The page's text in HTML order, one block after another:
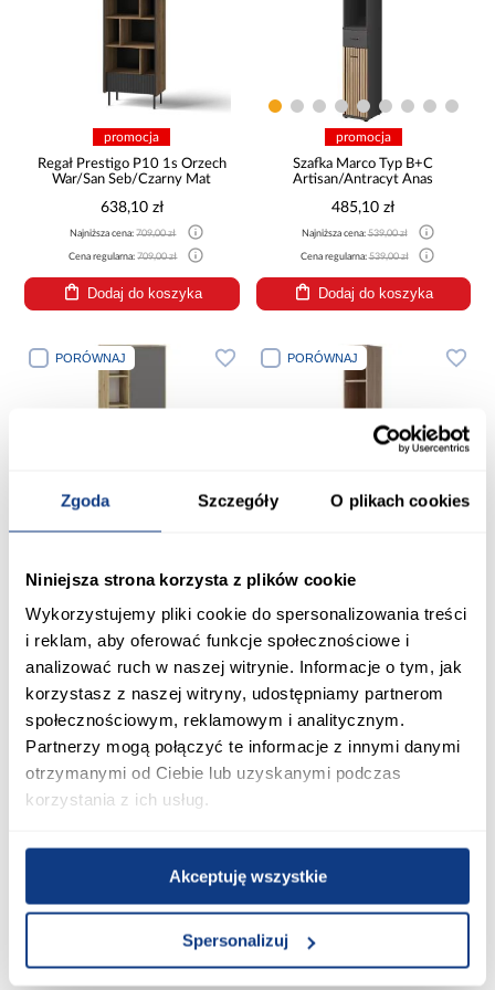
Zgoda Szczegóły O plikach cookies
Niniejsza strona korzysta z plików cookie
Wykorzystujemy pliki cookie do spersonalizowania treści
i reklam, aby oferować funkcje społecznościowe i
analizować ruch w naszej witrynie. Informacje o tym, jak
korzystasz z naszej witryny, udostępniamy partnerom
społecznościowym, reklamowym i analitycznym.
Partnerzy mogą połączyć te informacje z innymi danymi
otrzymanymi od Ciebie lub uzyskanymi podczas
korzystania z ich usług.
Akceptuję wszystkie
Spersonalizuj
promocja
Regał Prestigo P10 1s Orzech
War/San Seb/Czarny Mat
638,10 zł
Najniższa cena:709,00 zł
Cena regularna:709,00 zł
Dodaj do koszyka
promocja
Szafka Marco Typ B+C
Artisan/Antracyt Anas
485,10 zł
Najniższa cena:539,00 zł
Cena regularna:539,00 zł
Dodaj do koszyka
PORÓWNAJ
Regał 60 Fini 03 dąb
773,10 zł
Dodaj do koszyka
PORÓWNAJ
Szafka Armario TYP B+C
Cena regularna:399,00 zł
Dodaj do koszyka
PORÓWNAJ